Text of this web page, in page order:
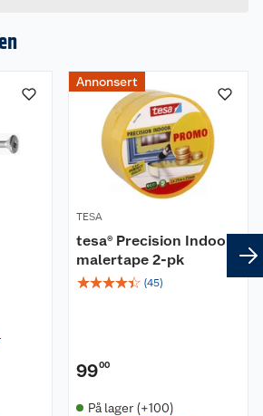
Annonsert
TESA
tesa® Precision Indoor
malertape 2-pk
☆☆☆☆☆ (45)
9900
På lager (+100)